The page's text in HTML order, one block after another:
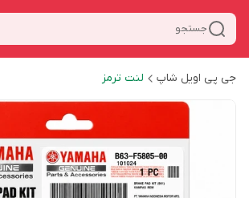
جستجو
جی پی اویل شاپ لنت ترمز